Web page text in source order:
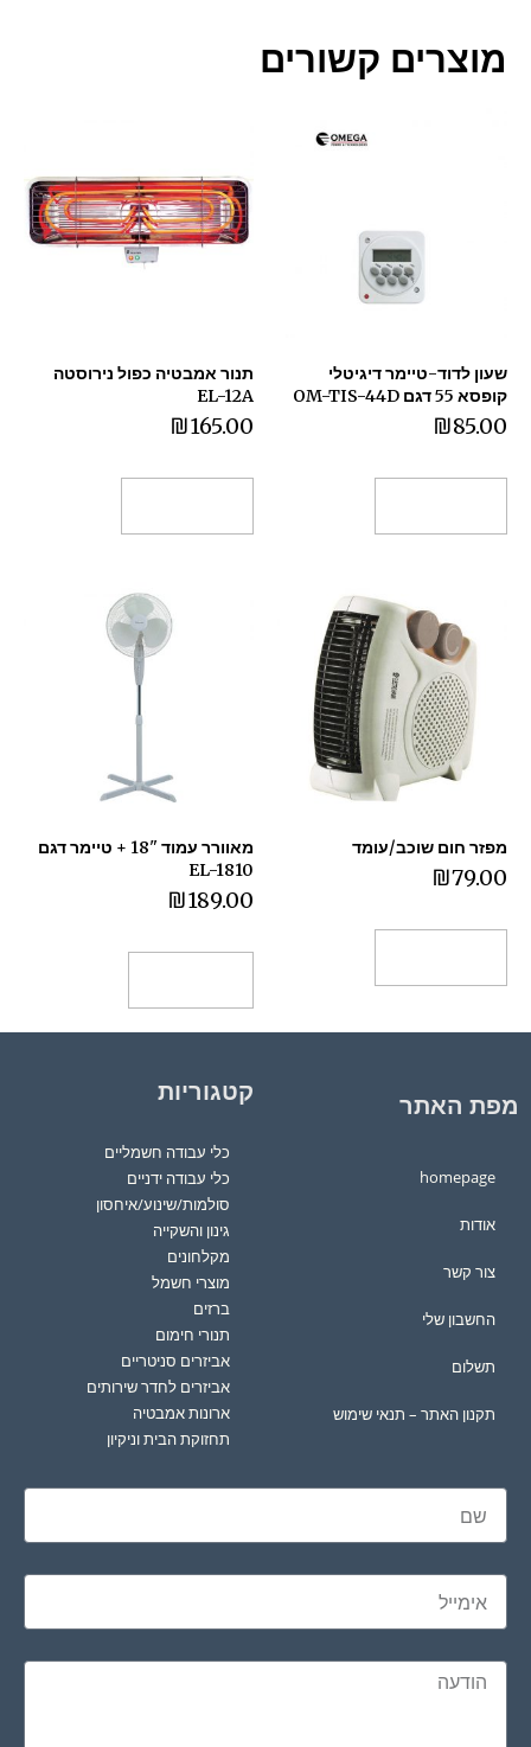
מוצרים קשורים
שעון לדוד-טיימר דיגיטלי
קופסא 55 דגם OM-TIS-44D
₪85.00
תנור אמבטיה כפול נירוסטה
EL-12A
₪165.00
מפזר חום שוכב/עומד
₪79.00
מאוורר עמוד "18 + טיימר דגם
EL-1810
₪189.00
מפת האתר
homepage
אודות
צור קשר
החשבון שלי
תשלום
תקנון האתר – תנאי שימוש
קטגוריות
כלי עבודה חשמליים
כלי עבודה ידניים
סולמות/שינוע/איחסון
גינון והשקייה
מקלחונים
מוצרי חשמל
ברזים
תנורי חימום
אביזרים סניטריים
אביזרים לחדר שירותים
ארונות אמבטיה
תחזוקת הבית וניקיון